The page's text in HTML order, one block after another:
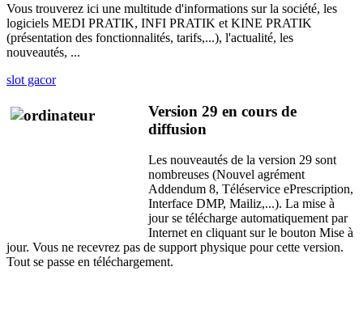
Vous trouverez ici une multitude d'informations sur la société, les
logiciels MEDI PRATIK, INFI PRATIK et KINE PRATIK
(présentation des fonctionnalités, tarifs,...), l'actualité, les
nouveautés, ...
slot gacor
Version 29 en cours de
diffusion
Les nouveautés de la version 29 sont
nombreuses (Nouvel agrément
Addendum 8, Téléservice ePrescription,
Interface DMP, Mailiz,...). La mise à
jour se télécharge automatiquement par
Internet en cliquant sur le bouton Mise à
jour. Vous ne recevrez pas de support physique pour cette version.
Tout se passe en téléchargement.